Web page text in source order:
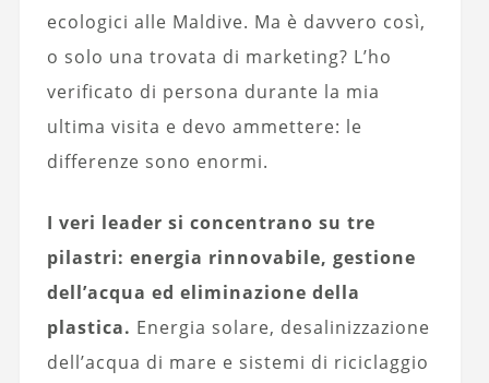
ecologici alle Maldive. Ma è davvero così,
o solo una trovata di marketing? L’ho
verificato di persona durante la mia
ultima visita e devo ammettere: le
differenze sono enormi.
I veri leader si concentrano su tre
pilastri: energia rinnovabile, gestione
dell’acqua ed eliminazione della
plastica. Energia solare, desalinizzazione
dell’acqua di mare e sistemi di riciclaggio